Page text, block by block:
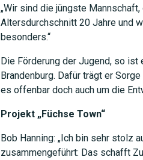
„Wir sind die jüngste
Altersdurchschnitt 20 Jahre und
besonders.“
Die Förderung der Jugend, so ist
Brandenburg. Dafür trägt er
es offenbar doch auch um die
Projekt „Füchse Town“
Bob Hanning: „Ich bin sehr stolz
zusammengeführt: Das schafft